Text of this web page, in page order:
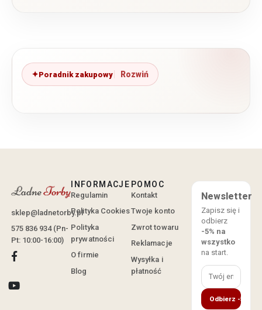
Poradnik zakupowy
sklep@ladnetorby.pl
575 836 934 (Pn-
Pt: 10:00-16:00)
INFORMACJE
Regulamin
Polityka Cookies
Polityka
prywatności
O firmie
Blog
POMOC
Kontakt
Twoje konto
Zwrot towaru
Reklamacje
Wysyłka i
płatność
Newsletter
Zapisz się i
odbierz
-5% na
wszystko
na start.
Odbierz -5%